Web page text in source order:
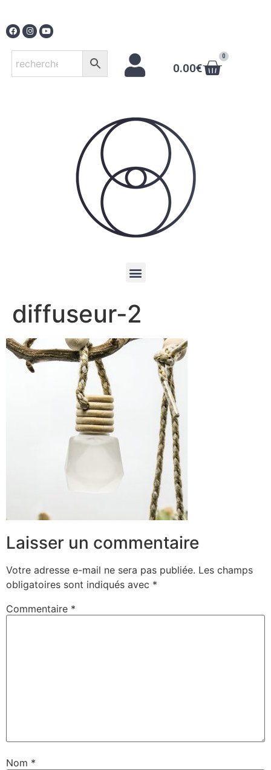
0.00€
0
diffuseur-2
Laisser un commentaire
Votre adresse e-mail ne sera pas publiée. Les champs
obligatoires sont indiqués avec *
Commentaire *
Nom *